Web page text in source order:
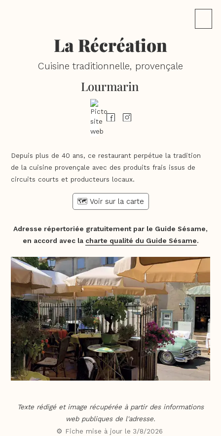
La Récréation
Cuisine traditionnelle, provençale
Lourmarin
Depuis plus de 40 ans, ce restaurant perpétue la tradition
de la cuisine provençale avec des produits frais issus de
circuits courts et producteurs locaux.
🗺️ Voir sur la carte
Adresse répertoriée gratuitement par le Guide Sésame,
en accord avec la charte qualité du Guide Sésame.
Texte rédigé et image récupérée à partir des informations
web publiques de l'adresse.
⚙️ Fiche mise à jour le 3/8/2026